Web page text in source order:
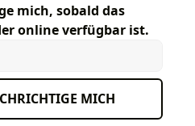
mich, sobald das
online verfügbar ist.
MICH